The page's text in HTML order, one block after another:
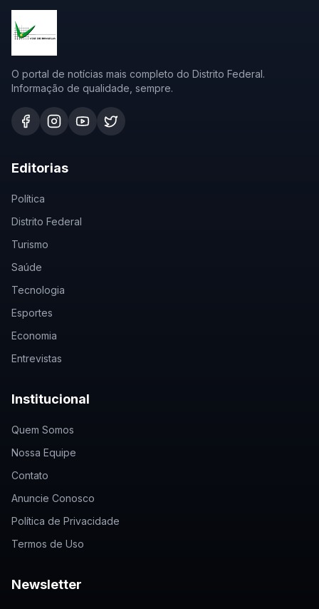
O portal de notícias mais completo do Distrito Federal.
Informação de qualidade, sempre.
Editorias
Política
Distrito Federal
Turismo
Saúde
Tecnologia
Esportes
Economia
Entrevistas
Institucional
Quem Somos
Nossa Equipe
Contato
Anuncie Conosco
Política de Privacidade
Termos de Uso
Newsletter